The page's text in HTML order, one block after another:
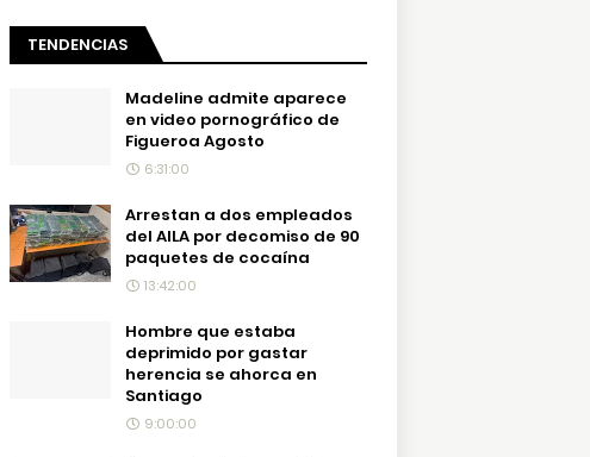
TENDENCIAS
Madeline admite aparece
en video pornográfico de
Figueroa Agosto
6:31:00
Arrestan a dos empleados
del AILA por decomiso de 90
paquetes de cocaína
13:42:00
Hombre que estaba
deprimido por gastar
herencia se ahorca en
Santiago
9:00:00